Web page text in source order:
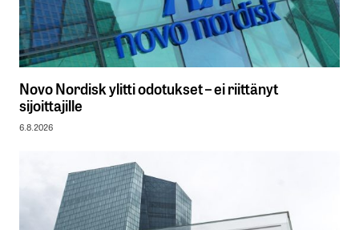
Novo Nordisk ylitti odotukset – ei riittänyt
sijoittajille
6.8.2026